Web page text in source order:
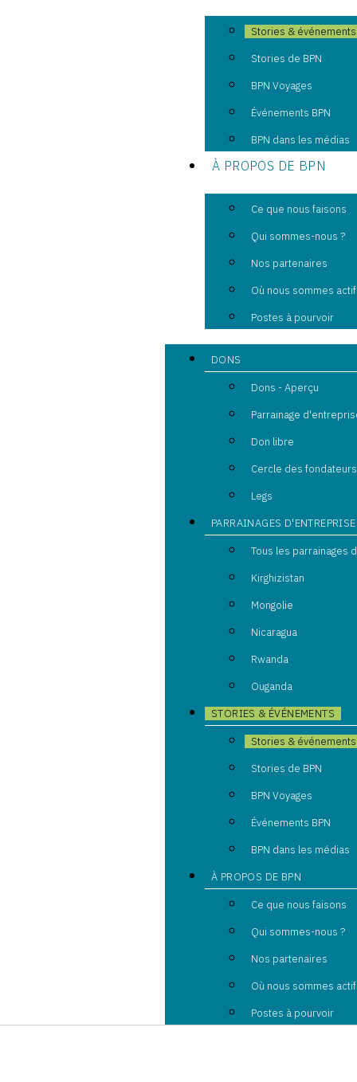
Stories & événements
Stories de BPN
BPN Voyages
Événements BPN
BPN dans les médias
À PROPOS DE BPN
Ce que nous faisons
Qui sommes-nous ?
Nos partenaires
Où nous sommes
Postes à pourvoir
DONS
Dons - Aperçu
Parrainage
Don libre
Cercle des fondateurs
Legs
PARRAINAGES
Tous les parrainages
Kirghizistan
Mongolie
Nicaragua
Rwanda
Ouganda
STORIES & ÉVÉNEMENTS
Stories & événements
Stories de BPN
BPN Voyages
Événements BPN
BPN dans les médias
À PROPOS DE BPN
Ce que nous faisons
Qui sommes-nous ?
Nos partenaires
Où nous sommes
Postes à pourvoir